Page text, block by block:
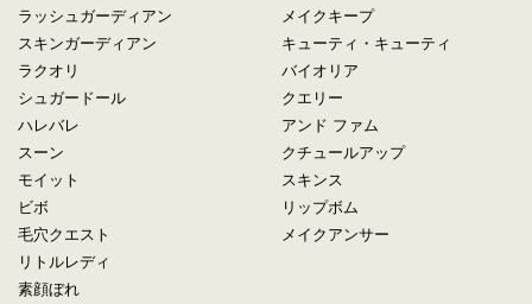
ラッシュガーディアン
スキンガーディアン
ラクオリ
シュガードール
ハレバレ
スーン
モイット
ビボ
毛穴クエスト
リトルレディ
素顔ぼれ
メイクキープ
キューティ・キューティ
バイオリア
クエリー
アンド ファム
クチュールアップ
スキンス
リップボム
メイクアンサー